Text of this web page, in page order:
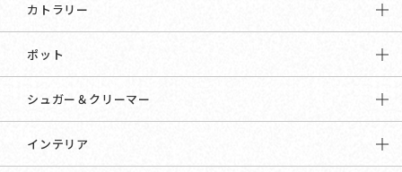
カトラリー
ポット
シュガー＆クリーマー
インテリア